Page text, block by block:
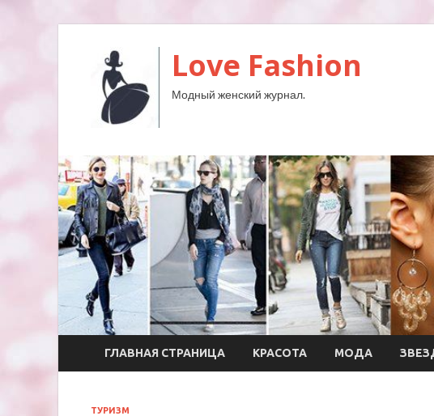
Love Fashion
Модный женский журнал.
ГЛАВНАЯ СТРАНИЦА КРАСОТА МОДА
ТУРИЗМ